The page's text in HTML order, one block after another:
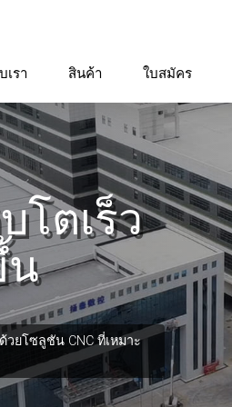
เรา สินค้า ใบสมัคร
บโตเร็ว
น
ยโซลูชัน CNC ที่เหมาะ